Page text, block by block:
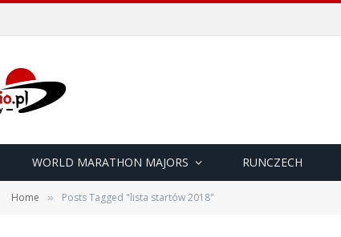
WORLD MARATHON MAJORS RUNCZECH
Home » Posts Tagged "lista startów 2018"